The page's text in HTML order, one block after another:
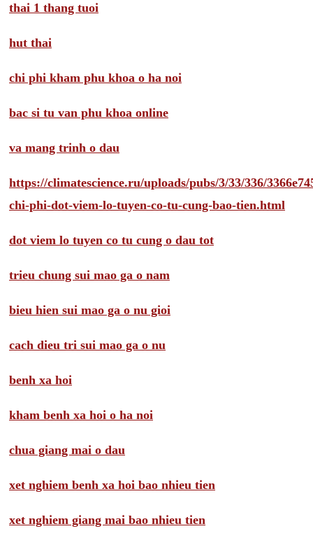
thai 1 thang tuoi
hut thai
chi phi kham phu khoa o ha noi
bac si tu van phu khoa online
va mang trinh o dau
https://climatescience.ru/uploads/pubs/3/33/336/
chi-phi-dot-viem-lo-tuyen-co-tu-cung-bao-tien.html
dot viem lo tuyen co tu cung o dau tot
trieu chung sui mao ga o nam
bieu hien sui mao ga o nu gioi
cach dieu tri sui mao ga o nu
benh xa hoi
kham benh xa hoi o ha noi
chua giang mai o dau
xet nghiem benh xa hoi bao nhieu tien
xet nghiem giang mai bao nhieu tien